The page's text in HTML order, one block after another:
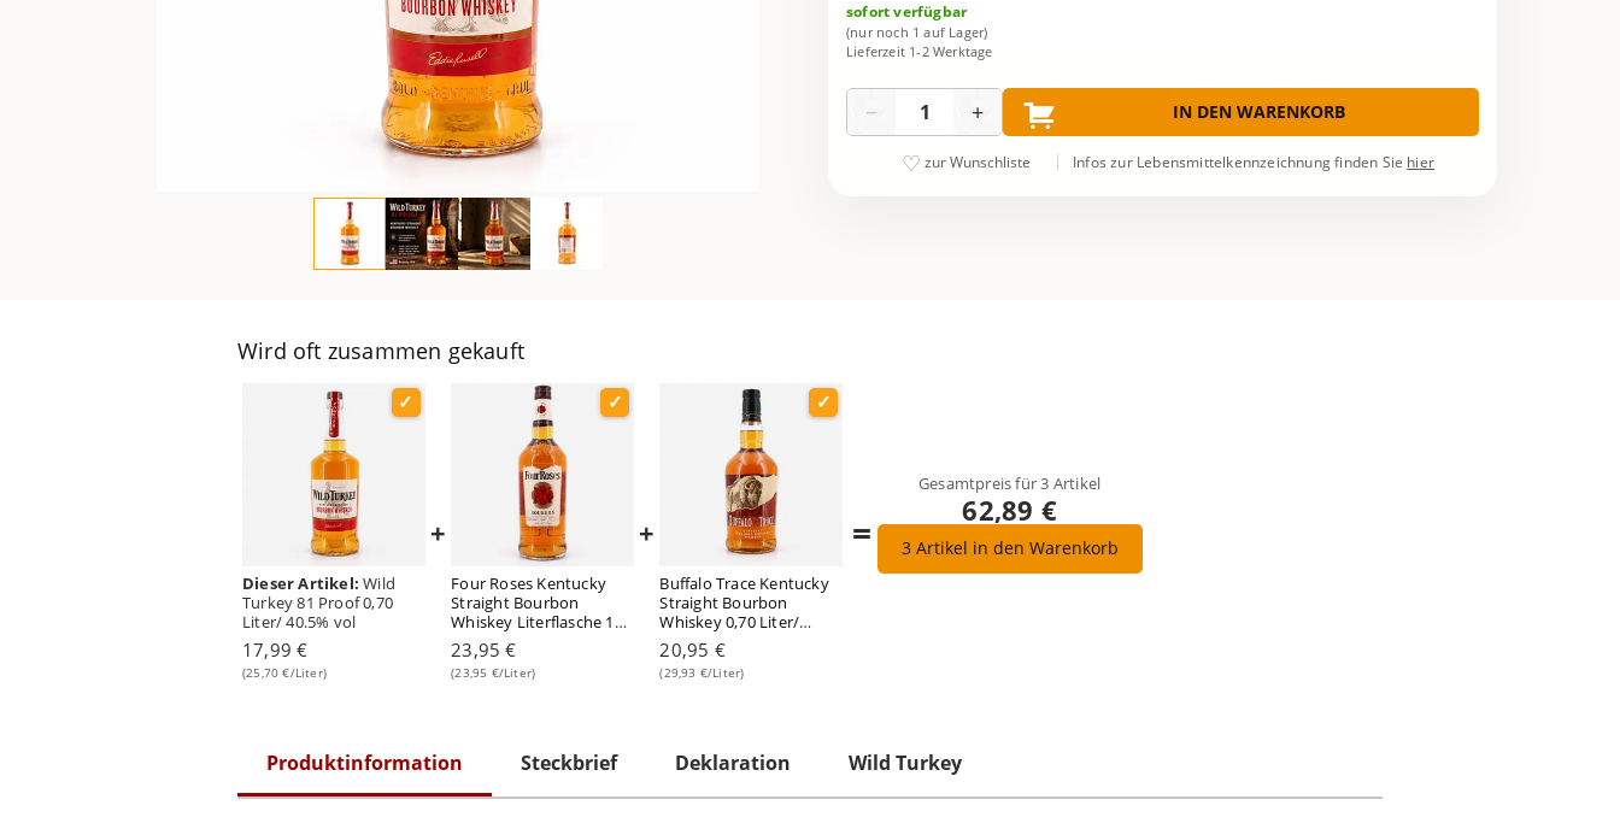
sofort verfügbar
(nur noch 1 auf Lager)
Lieferzeit 1-2 Werktage
− + IN DEN WARENKORB
zur Wunschliste Infos zur Lebensmittelkennzeichnung finden Sie hier
Wird oft zusammen gekauft
Dieser Artikel: Wild
Turkey 81 Proof 0,70
Liter/ 40.5% vol
17,99 €
(25,70 €/Liter)
+
Four Roses Kentucky
Straight Bourbon
Whiskey Literflasche 1
Liter/ 40.0% vol
23,95 €
(23,95 €/Liter)
+
Buffalo Trace Kentucky
Straight Bourbon
Whiskey 0,70 Liter/
40.0% vol
20,95 €
(29,93 €/Liter)
=
Gesamtpreis für3 Artikel
62,89 €
3Artikel in den Warenkorb
Produktinformation Steckbrief Deklaration Wild Turkey